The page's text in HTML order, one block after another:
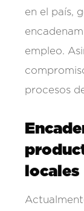
en el país,
empleo.
procesos
locales